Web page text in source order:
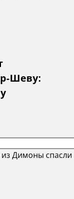
Шеву: